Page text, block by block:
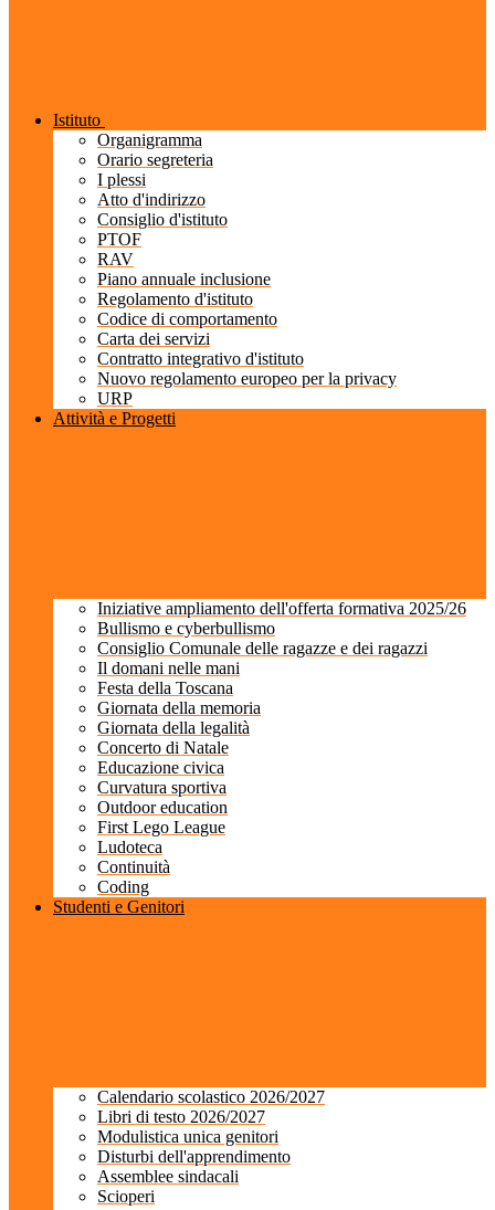
Istituto
Organigramma
Orario segreteria
I plessi
Atto d'indirizzo
Consiglio d'istituto
PTOF
RAV
Piano annuale inclusione
Regolamento d'istituto
Codice di comportamento
Carta dei servizi
Contratto integrativo d'istituto
Nuovo regolamento europeo per la privacy
URP
Attività e Progetti
Iniziative ampliamento dell'offerta formativa 2025/26
Bullismo e cyberbullismo
Consiglio Comunale delle ragazze e dei ragazzi
Il domani nelle mani
Festa della Toscana
Giornata della memoria
Giornata della legalità
Concerto di Natale
Educazione civica
Curvatura sportiva
Outdoor education
First Lego League
Ludoteca
Continuità
Coding
Studenti e Genitori
Calendario scolastico 2026/2027
Libri di testo 2026/2027
Modulistica unica genitori
Disturbi dell'apprendimento
Assemblee sindacali
Scioperi